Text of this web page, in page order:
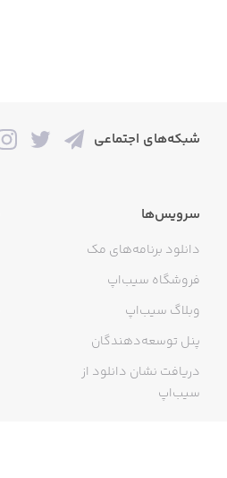
شبکه‌های اجتماعی
سرویس‌ها
دانلود برنامه‌های مک
فروشگاه سیب‌اپ
وبلاگ سیب‌اپ
پنل توسعه‌دهندگان
دریافت نشان دانلود از
سیب‌اپ